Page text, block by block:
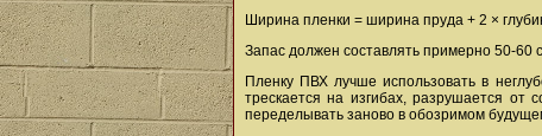
Ширина пленки = ширина пруда + 2 ×
Запас должен составлять примерно 50-60
Пленку ПВХ лучше использовать в
трескается на изгибах, разрушается от
переделывать заново в обозримом